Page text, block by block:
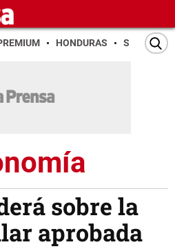
HONDURAS SAN PEDRO
sobre la
aprobada